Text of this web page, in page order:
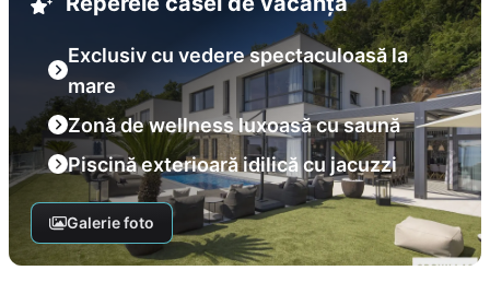
Exclusiv cu vedere spectaculoasă la
mare
Zonă de wellness luxoasă cu saună
Piscină exterioară idilică cu jacuzzi
Galerie foto